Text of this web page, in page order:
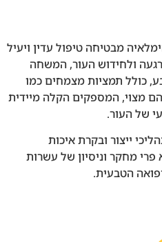
מבטיחה טיפול עדין ויעיל
ולחידוש העור, המשחה
כולל תמציות מצמחים כמו
מצוי, המספקים הקלה מיידית
של העור.
ייצור ובקרת איכות
מחקר וניסיון של עשרות
הטבעית.